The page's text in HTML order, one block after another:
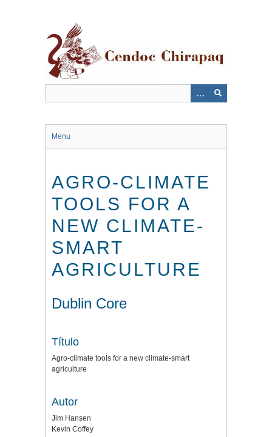
Menu
AGRO-CLIMATE
TOOLS FOR A
NEW CLIMATE-
SMART
AGRICULTURE
Dublin Core
Título
Agro-climate tools for a new climate-smart
agriculture
Autor
Jim Hansen
Kevin Coffey